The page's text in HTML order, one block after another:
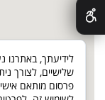
שלישיים, לצורך
פרסום מותאם